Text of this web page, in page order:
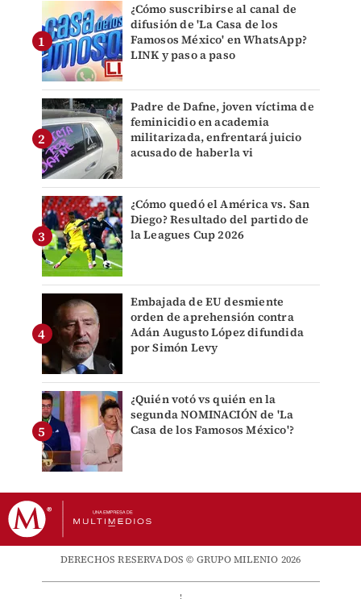
¿Cómo suscribirse al canal de
difusión de 'La Casa de los
Famosos México' en WhatsApp?
LINK y paso a paso
Padre de Dafne, joven víctima de
feminicidio en academia
militarizada, enfrentará juicio
acusado de haberla vi
¿Cómo quedó el América vs. San
Diego? Resultado del partido de
la Leagues Cup 2026
Embajada de EU desmiente
orden de aprehensión contra
Adán Augusto López difundida
por Simón Levy
¿Quién votó vs quién en la
segunda NOMINACIÓN de 'La
Casa de los Famosos México'?
DERECHOS RESERVADOS © GRUPO MILENIO 2026